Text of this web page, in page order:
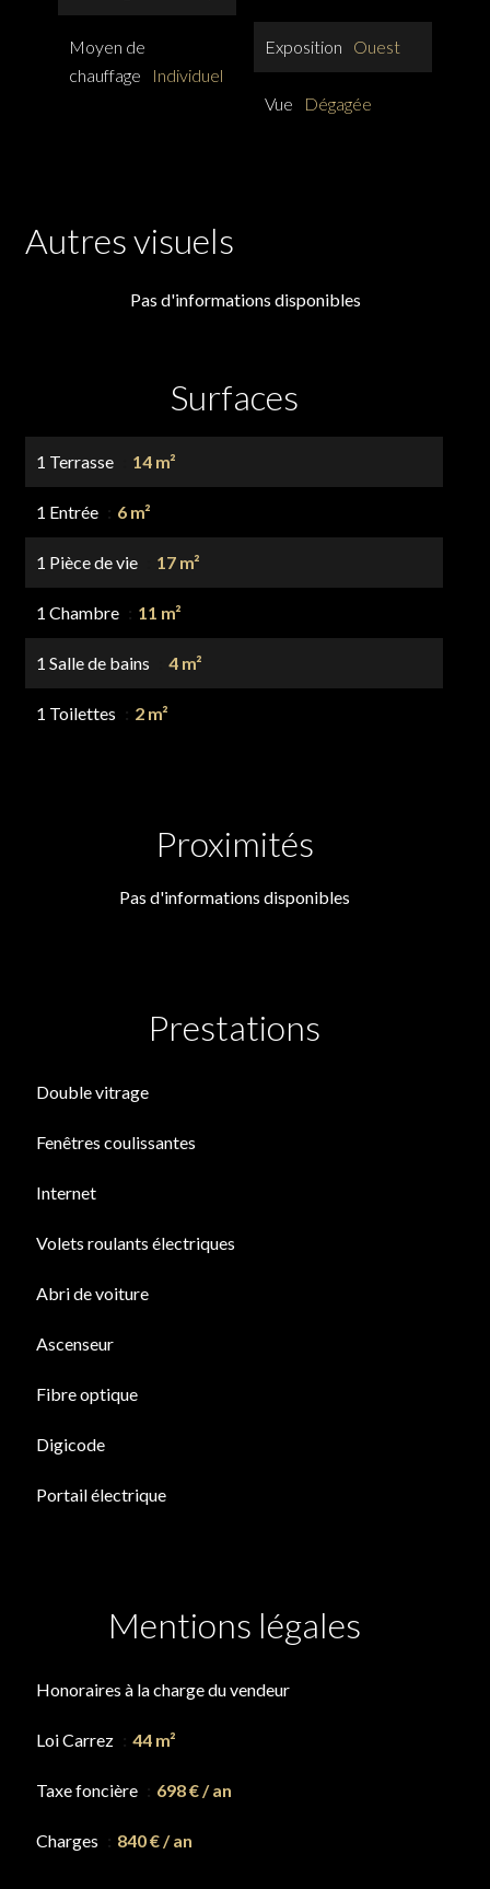
Moyen de
chauffage
Individuel
Exposition Ouest
Vue Dégagée
Autres visuels
Pas d'informations disponibles
Surfaces
1 Terrasse 14 m²
1 Entrée 6 m²
1 Pièce de vie 17 m²
1 Chambre 11 m²
1 Salle de bains 4 m²
1 Toilettes 2 m²
Proximités
Pas d'informations disponibles
Prestations
Double vitrage
Fenêtres coulissantes
Internet
Volets roulants électriques
Abri de voiture
Ascenseur
Fibre optique
Digicode
Portail électrique
Mentions légales
Honoraires à la charge du vendeur
Loi Carrez 44 m²
Taxe foncière 698 € / an
Charges 840 € / an